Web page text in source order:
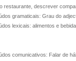
restaurante, descrever
gramaticais: Grau do
lexicais: alimentos e
comunicativos: Falar de